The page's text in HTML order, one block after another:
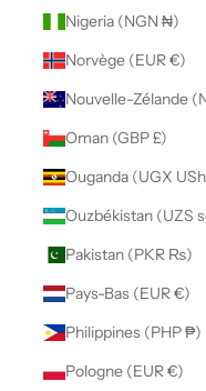
Nigeria (NGN ₦)
Norvège (EUR €)
Nouvelle-Zélande
Oman (GBP £)
Ouganda (UGX
Ouzbékistan (UZS
Pakistan (PKR ₨)
Pays-Bas (EUR €)
Philippines (PHP ₱)
Pologne (EUR €)